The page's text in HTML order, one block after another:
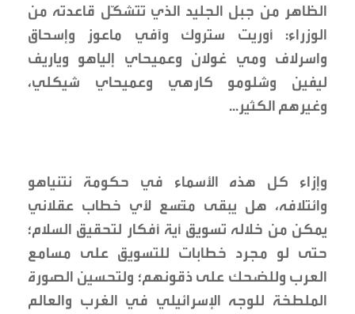
الظاهر من جبل الجليد الذي تتشكّل قاعدته من
الوزراء: أوريت ستروك وآفي ماعوز وإسحاق
واسرلاف ومي غولان وعميحاي إلياهو وياريف
ليفين وشلومو كارهي وعميحاي شيكلي،
وغيرهم الكثير...
وإزاء كل هذه الأسماء في حكومة نتنياهو
وائتلافه، هل يبقى متّسع لأي خطاب عقلاني
يمكن من خلاله تسويق أية أفكار لتحقيق السلام؛
حتى لو مجرد خطابات للتسويق على مسامع
العرب وللضحك على ذقونهم؛ ولتحسين الصورة
الملطخة للوجه الإسرائيلي في الغرب والعالم